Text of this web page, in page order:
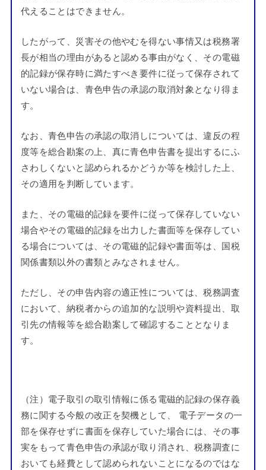
代えることはできません。
したがって、災害その他やむを得ない事情又は税務署
長が相当の理由があると認める事由がなく、その電磁
的記録が保存時に満たすべき要件に従って保存されて
いない場合は、青色申告の承認の取消対象となり得ま
す。
なお、青色申告の承認の取消しについては、違反の程
度等を総合勘案の上、真に青色申告書を提出するにふ
さわしくないと認められるかどうか等を検討した上、
その適用を判断しています。
また、その電磁的記録を要件に従って保存していない
場合やその電磁的記録を出力した書面等を保存してい
る場合については、その電磁的記録や書面等は、国税
関係書類以外の書類とみなされません。
ただし、その申告内容の適正性については、税務調査
において、納税者からの追加的な説明や資料提出、取
引先の情報等を総合勘案して確認することとなりま
す。
（注）電子取引の取引情報に係る電磁的記録の保存義
務に関する今般の改正を契機として、 電子データの一
部を保存せずに書面を保存していた場合には、その事
実をもって青色申告の承認が取り消され、税務調査に
おいても経費として認められないことになるのではな